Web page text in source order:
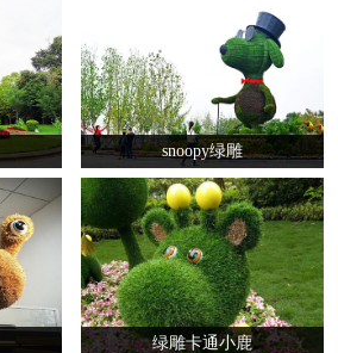
snoopy绿雕
绿雕卡通小鹿